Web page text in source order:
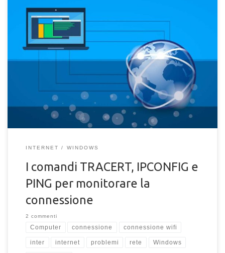
Scopri i comandi TRACERT, IPCONFIG e PING per monitorare la
connessione della tua rete internet. Scopri come analizzare lo
status della rete facilmente con Windows e prompt dei
INTERNET WINDOWS
I comandi TRACERT, IPCONFIG e
PING per monitorare la
connessione
2 commenti
Computer connessione connessione wifi
inter internet problemi rete Windows